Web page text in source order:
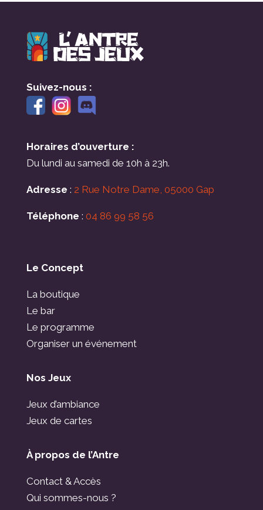
Suivez-nous :
Horaires d’ouverture :
Du lundi au samedi de 10h à 23h.
Adresse : 2 Rue Notre Dame, 05000 Gap
Téléphone : 04 86 99 58 56
Le Concept
La boutique
Le bar
Le programme
Organiser un événement
Nos Jeux
Jeux d’ambiance
Jeux de cartes
À propos de l’Antre
Contact & Accès
Qui sommes-nous ?